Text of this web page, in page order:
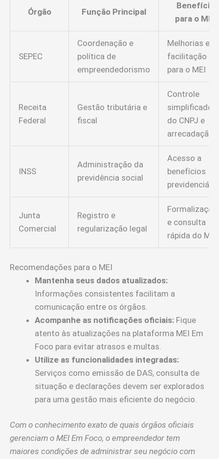
Órgão Função Principal
Benefício
para o MEI
SEPEC
Coordenação e
política de
empreendedorismo
Melhorias e
facilitação
para o MEI
Receita
Federal
Gestão tributária e
fiscal
Controle
simplificado
do CNPJ e
arrecadação
INSS
Administração da
previdência social
Acesso a
benefícios
Junta
Comercial
Registro e
regularização legal
Formalização
e consulta
rápida do MEI
Recomendações para o MEI
Mantenha seus dados atualizados:
Informações consistentes facilitam a
comunicação entre os órgãos.
Acompanhe as notificações oficiais: Fique
atento às atualizações na plataforma MEI Em
Foco para evitar atrasos e multas.
Utilize as funcionalidades integradas:
Serviços como emissão de DAS, consulta de
situação e declarações devem ser explorados
para uma gestão mais eficiente do negócio.
Com o conhecimento exato de quais órgãos oficiais
gerenciam o MEI Em Foco, o empreendedor tem
maiores condições de administrar seu negócio com